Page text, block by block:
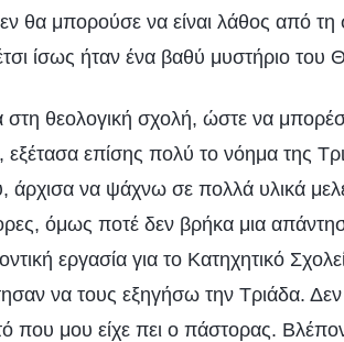
θα μπορούσε να είναι λάθος από τη
ίσως ήταν ένα βαθύ μυστήριο του
στη θεολογική σχολή, ώστε να
εξέτασα επίσης πολύ το νόημα της
άρχισα να ψάχνω σε πολλά υλικά
όμως ποτέ δεν βρήκα μια
εργασία για το Κατηχητικό
να τους εξηγήσω την Τριάδα. Δεν
που μου είχε πει ο πάστορας.